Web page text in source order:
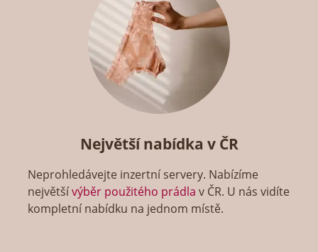
Největší nabídka v ČR
Neprohledávejte inzertní servery. Nabízíme
největšívýběr použitého prádla v ČR. U nás vidíte
kompletní nabídku na jednom místě.